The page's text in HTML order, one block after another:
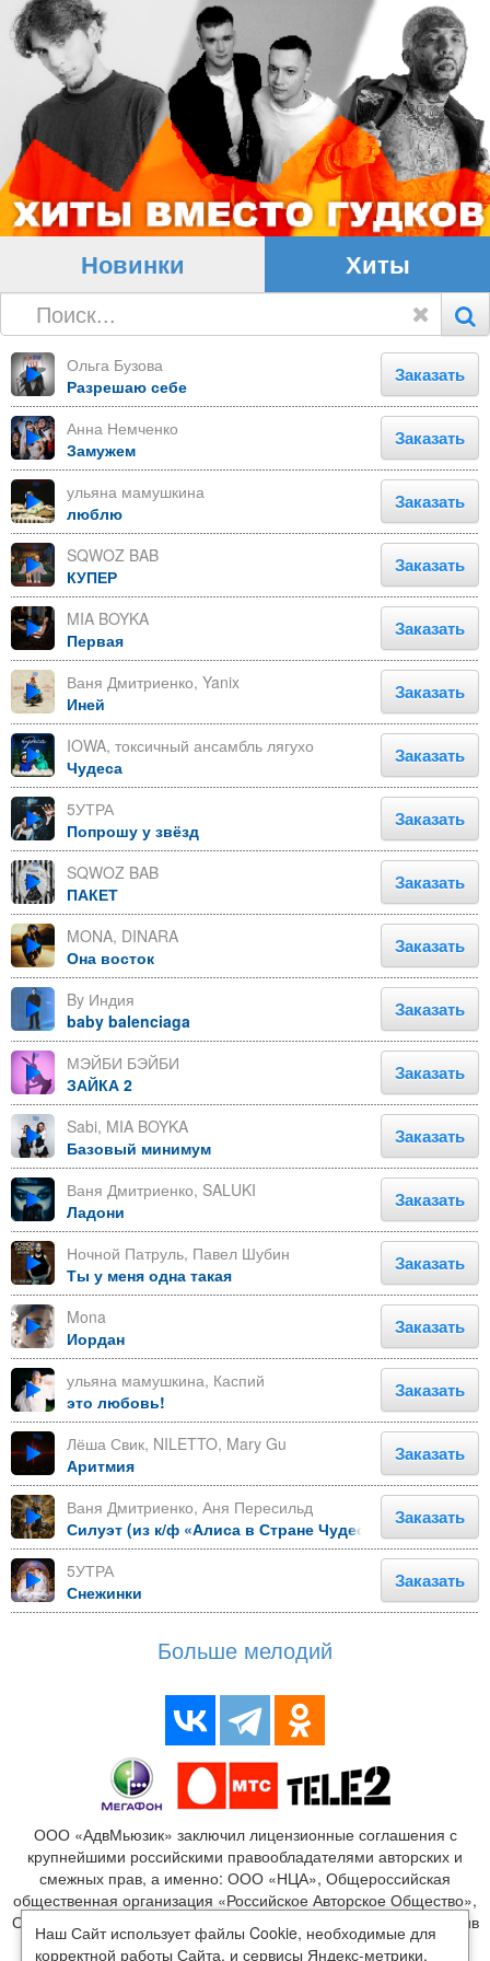
Новинки Хиты
Ольга Бузова
Разрешаю себе
Заказать
Анна Немченко
Замужем
Заказать
ульяна мамушкина
люблю
Заказать
SQWOZ BAB
КУПЕР
Заказать
MIA BOYKA
Первая
Заказать
Ваня Дмитриенко, Yanix
Иней
Заказать
IOWA, токсичный ансамбль лягухо
Чудеса
Заказать
5УТРА
Попрошу у звёзд
Заказать
SQWOZ BAB
ПАКЕТ
Заказать
MONA, DINARA
Она восток
Заказать
By Индия
baby balenciaga
Заказать
МЭЙБИ БЭЙБИ
ЗАЙКА 2
Заказать
Sabi, MIA BOYKA
Базовый минимум
Заказать
Ваня Дмитриенко, SALUKI
Ладони
Заказать
Ночной Патруль, Павел Шубин
Ты у меня одна такая
Заказать
Mona
Иордан
Заказать
ульяна мамушкина, Каспий
это любовь!
Заказать
Лёша Свик, NILETTO, Mary Gu
Аритмия
Заказать
Ваня Дмитриенко, Аня Пересильд
Силуэт (из к/ф «Алиса в Стране Чудес»)
Заказать
5УТРА
Снежинки
Заказать
Больше мелодий
ООО «АдвМьюзик» заключил лицензионные соглашения с
крупнейшими российскими правообладателями авторских и
смежных прав, а именно: ООО «НЦА», Общероссийская
общественная организация «Российское Авторское Общество»,
ООО «Издательство Монолит», ООО «ЛенГрад», ООО «Креатив
Медиа», ООО «Новый мир», ООО «Медиалайн», ООО
Наш Сайт использует файлы Cookie, необходимые для
корректной работы Сайта, и сервисы Яндекс-метрики,